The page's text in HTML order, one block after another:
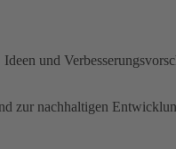
und
zur nachhaltigen